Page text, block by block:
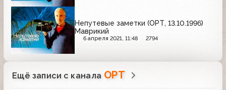
Непутевые заметки (ОРТ, 13.10.1996)
Маврикий
6 апреля 2021, 11:48 2794
Ещё записи с канала ОРТ